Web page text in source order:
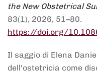
the New Obstetrical
83(1), 2026, 51–80.
https://doi.org/
Il saggio di Elena
dell'ostetricia come